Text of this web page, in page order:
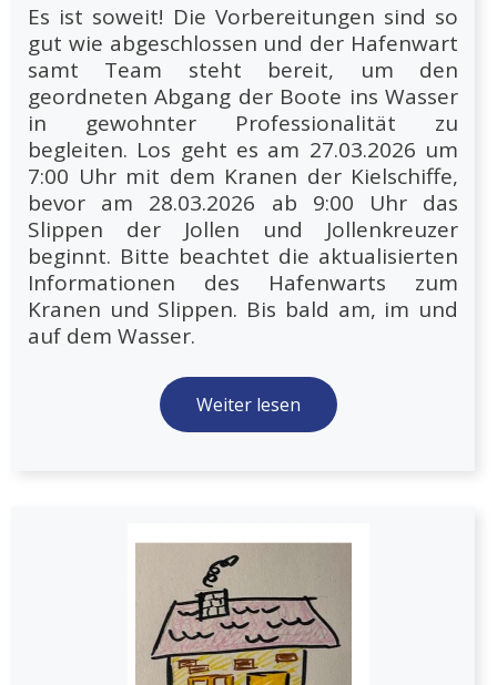
Es ist soweit! Die Vorbereitungen sind so
gut wie abgeschlossen und der Hafenwart
samt Team steht bereit, um den
geordneten Abgang der Boote ins Wasser
in gewohnter Professionalität zu
begleiten. Los geht es am 27.03.2026 um
7:00 Uhr mit dem Kranen der Kielschiffe,
bevor am 28.03.2026 ab 9:00 Uhr das
Slippen der Jollen und Jollenkreuzer
beginnt. Bitte beachtet die aktualisierten
Informationen des Hafenwarts zum
Kranen und Slippen. Bis bald am, im und
auf dem Wasser.
Weiter lesen